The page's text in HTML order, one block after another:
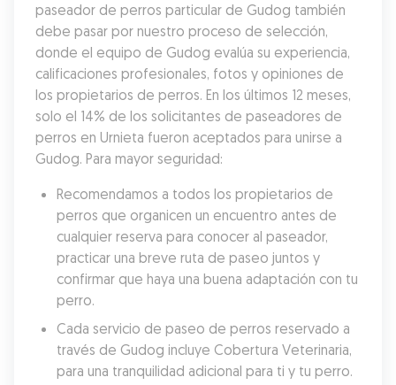
paseador de perros particular de Gudog también
debe pasar por nuestro proceso de selección,
donde el equipo de Gudog evalúa su experiencia,
calificaciones profesionales, fotos y opiniones de
los propietarios de perros. En los últimos 12 meses,
solo el 14% de los solicitantes de paseadores de
perros en Urnieta fueron aceptados para unirse a
Gudog. Para mayor seguridad:
Recomendamos a todos los propietarios de
perros que organicen un encuentro antes de
cualquier reserva para conocer al paseador,
practicar una breve ruta de paseo juntos y
confirmar que haya una buena adaptación con tu
perro.
Cada servicio de paseo de perros reservado a
través de Gudog incluye Cobertura Veterinaria,
para una tranquilidad adicional para ti y tu perro.